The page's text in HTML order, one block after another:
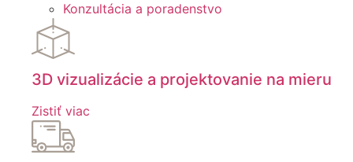
Konzultácia a poradenstvo
3D vizualizácie a projektovanie na mieru
Zistiť viac